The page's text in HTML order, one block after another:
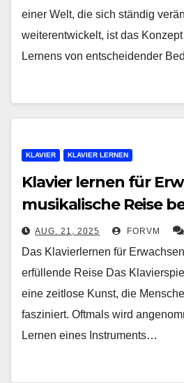
einer Welt, die sich ständig
weiterentwickelt, ist das
Lernens von entscheidender
KLAVIER KLAVIER LERNEN
Klavier lernen für
musikalische Reise
AUG. 21, 2025 FORVM
Das Klavierlernen für
erfüllende Reise Das
eine zeitlose Kunst, die
fasziniert. Oftmals wird
Lernen eines Instruments…